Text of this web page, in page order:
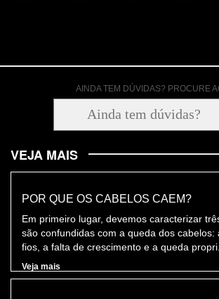
AINDA TEM DÚVIDAS? PROCURE
VEJA MAIS
POR QUE OS CABELOS CAEM?
Em primeiro lugar, devemos caracterizar
são confundidas com a queda dos cabelos:
fios, a falta de crescimento e a queda
Veja mais